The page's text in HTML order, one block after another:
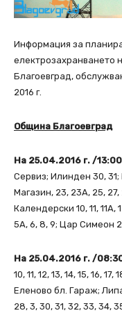
Информация за
електрозахранването
Благоевград,
2016 г.
Община Благоевград
На 25.04.2016 г. /
Сервиз; Илинден 30,
Магазин, 23, 23А, 25,
Календерски 10, 11, 11А,
5А, 6, 8, 9; Цар Симеон
На 25.04.2016 г. /
10, 11, 12, 13, 14, 15, 16,
Еленово бл. Гараж; Липа
28, 3, 30, 31, 32, 33, 34,